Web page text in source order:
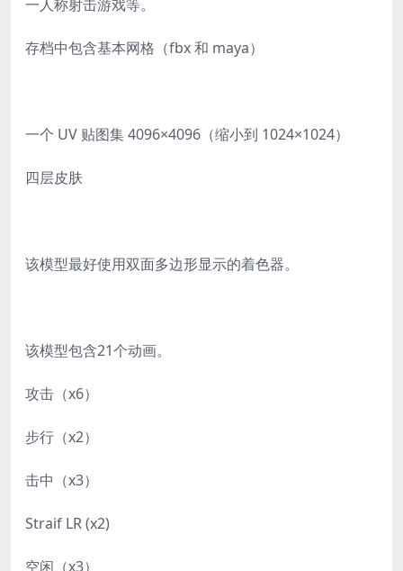
一人称射击游戏等。
存档中包含基本网格（fbx 和 maya）
一个 UV 贴图集 4096×4096（缩小到 1024×1024）
四层皮肤
该模型最好使用双面多边形显示的着色器。
该模型包含21个动画。
攻击（x6）
步行（x2）
击中（x3）
Straif LR (x2)
空闲（x3）